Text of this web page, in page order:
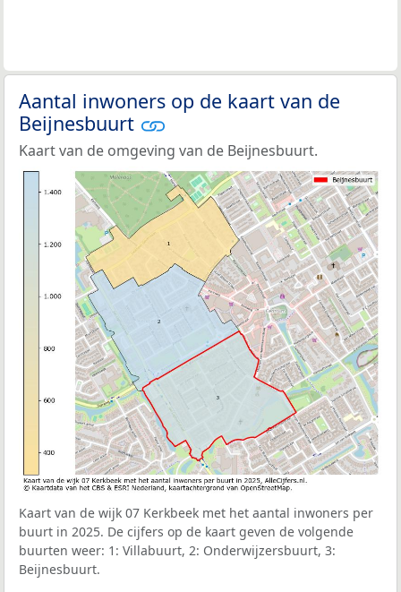
Aantal inwoners op de kaart van de
Beijnesbuurt
Kaart van de omgeving van de Beijnesbuurt.
Kaart van de wijk 07 Kerkbeek met het aantal inwoners per
buurt in 2025. De cijfers op de kaart geven de volgende
buurten weer: 1: Villabuurt, 2: Onderwijzersbuurt, 3:
Beijnesbuurt.